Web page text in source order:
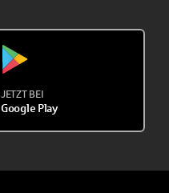
JETZT BEI
Google Play